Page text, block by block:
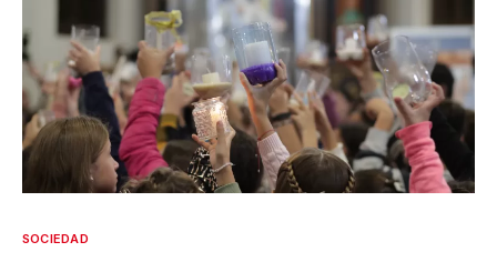
SOCIEDAD